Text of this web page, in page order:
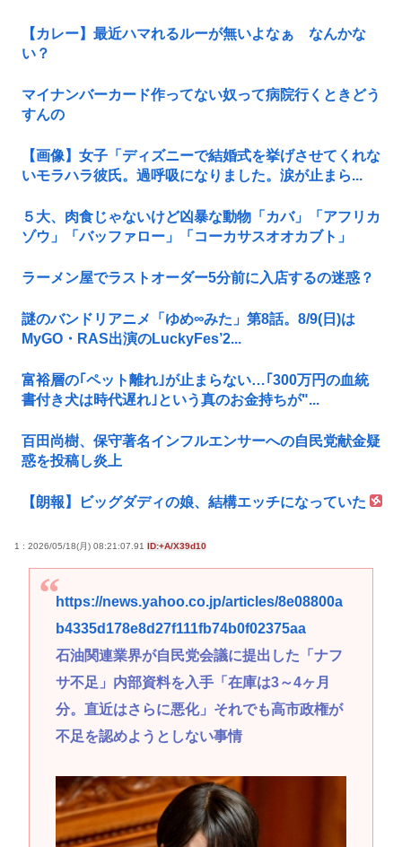
【カレー】最近ハマれるルーが無いよなぁ なんかな
い？
マイナンバーカード作ってない奴って病院行くときどう
すんの
【画像】女子「ディズニーで結婚式を挙げさせてくれな
いモラハラ彼氏。過呼吸になりました。涙が止まら...
５大、肉食じゃないけど凶暴な動物「カバ」「アフリカ
ゾウ」「バッファロー」「コーカサスオオカブト」
ラーメン屋でラストオーダー5分前に入店するの迷惑？
謎のバンドリアニメ「ゆめ∞みた」第8話。8/9(日)は
MyGO・RAS出演のLuckyFes’2...
富裕層の｢ペット離れ｣が止まらない…｢300万円の血統
書付き犬は時代遅れ｣という真のお金持ちが"...
百田尚樹、保守著名インフルエンサーへの自民党献金疑
惑を投稿し炎上
【朗報】ビッグダディの娘、結構エッチになっていた
1 : 2026/05/18(月) 08:21:07.91 ID:+A/X39d10
https://news.yahoo.co.jp/articles/8e08800a
b4335d178e8d27f111fb74b0f02375aa
石油関連業界が自民党会議に提出した「ナフ
サ不足」内部資料を入手「在庫は3～4ヶ月
分。直近はさらに悪化」それでも高市政権が
不足を認めようとしない事情